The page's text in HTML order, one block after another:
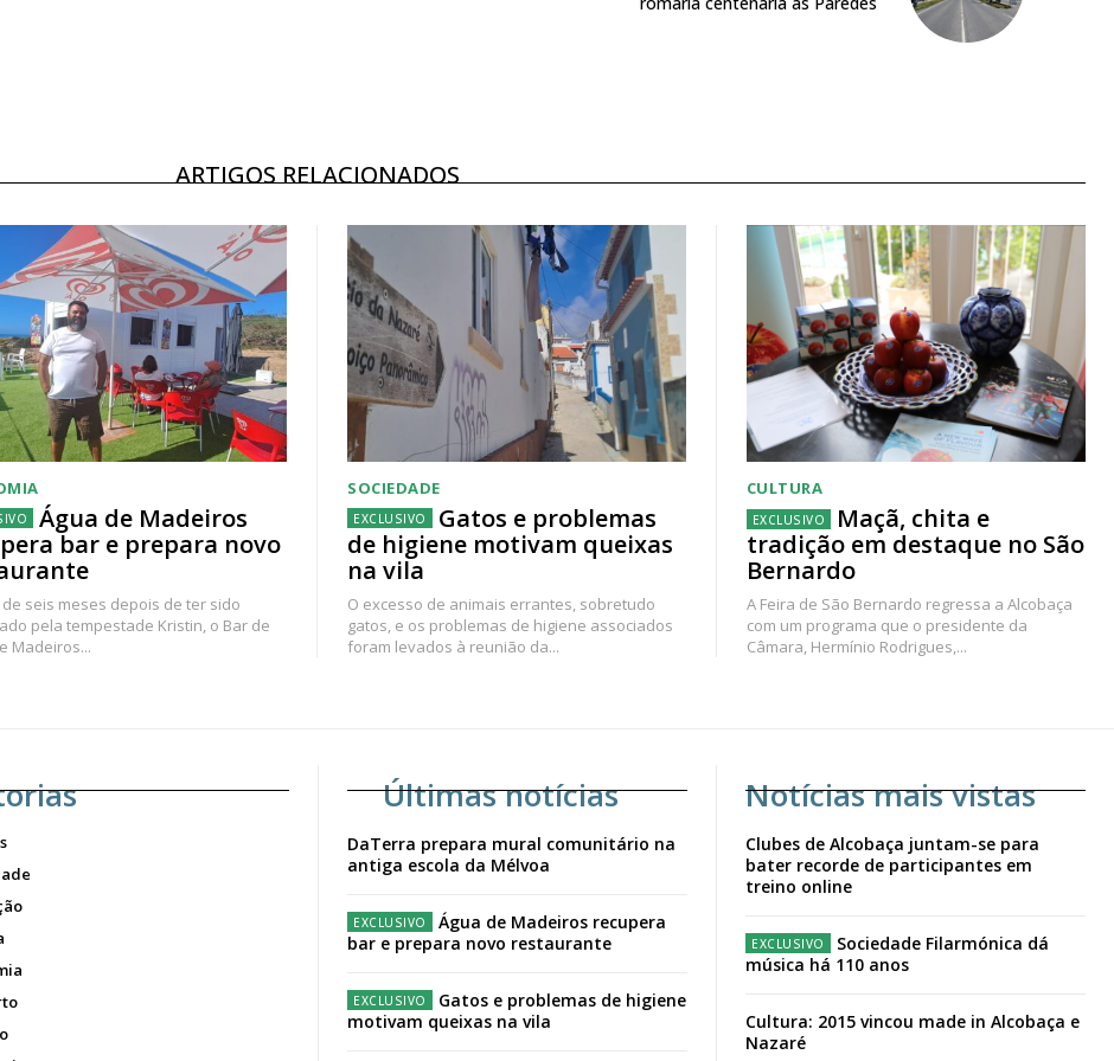
ARTIGOS RELACIONADOS
Água de Madeiros
bar e prepara novo
seis meses depois de ter sido
pela tempestade Kristin, o Bar de
Madeiros...
SOCIEDADE
Gatos e problemas
de higiene motivam queixas
na vila
O excesso de animais errantes, sobretudo
gatos, e os problemas de higiene associados
foram levados à reunião da...
CULTURA
Maçã, chita e
tradição em destaque no São
Bernardo
A Feira de São Bernardo regressa a Alcobaça
com um programa que o presidente da
Câmara, Hermínio Rodrigues,...
Últimas notícias
DaTerra prepara mural comunitário na
antiga escola da Mélvoa
Água de Madeiros recupera
bar e prepara novo restaurante
Gatos e problemas de higiene
motivam queixas na vila
Notícias mais vistas
Clubes de Alcobaça juntam-se para
bater recorde de participantes em
treino online
Sociedade Filarmónica dá
música há 110 anos
Cultura: 2015 vincou made in Alcobaça e
Nazaré